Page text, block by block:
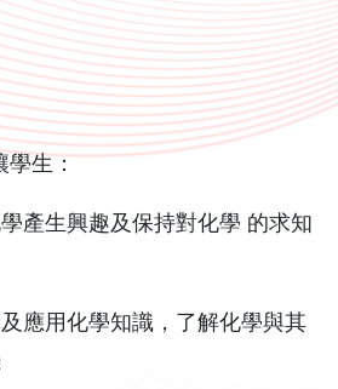
學生：
趣及保持對化學 的求知
學知識，了解化學與其